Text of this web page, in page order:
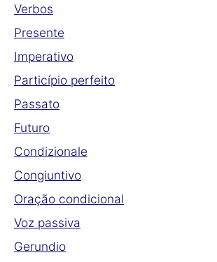
Verbos
Presente
Imperativo
Particípio perfeito
Passato
Futuro
Condizionale
Congiuntivo
Oração condicional
Voz passiva
Gerundio